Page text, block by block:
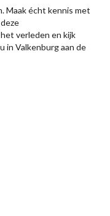
Maak écht kennis met
verleden en kijk
in Valkenburg aan de